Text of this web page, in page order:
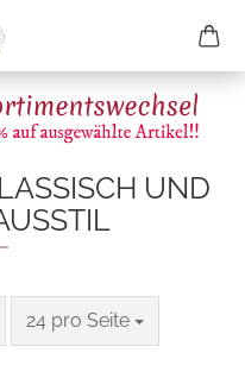
UND
24 pro Seite
pro Seite